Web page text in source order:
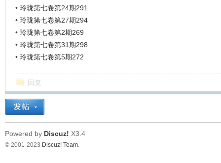
• 玲珑第七卷第24期291
• 玲珑第七卷第27期294
• 玲珑第七卷第2期269
• 玲珑第七卷第31期298
• 玲珑第七卷第5期272
回复
Powered by Discuz! X3.4
© 2001-2023 Discuz! Team.